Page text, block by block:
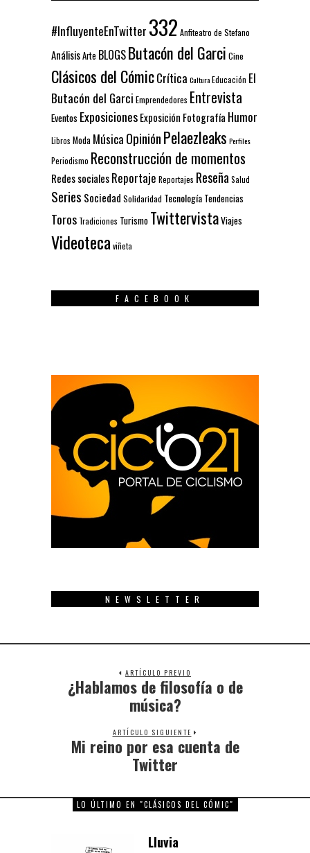
#InfluyenteEnTwitter 332 Anfiteatro de Stefano
AnálisisArte BLOGSButacón del Garci Cine
Clásicos del CómicCrítica CulturaEducación El
Butacón del Garci Emprendedores Entrevista
Eventos ExposicionesExposición Fotografía Humor
Libros Moda Música OpiniónPelaezleaks Perfiles
Periodismo Reconstrucción de momentos
Redes socialesReportaje Reportajes Reseña Salud
Series Sociedad Solidaridad Tecnología Tendencias
Toros Tradiciones Turismo TwittervistaViajes
Videoteca viñeta
FACEBOOK
NEWSLETTER
ARTÍCULO PREVIO
Previous
post:
¿Hablamos de filosofía o de
música?
ARTÍCULO SIGUIENTE
Next
post:
Mi reino por esa cuenta de
Twitter
LO ÚLTIMO EN "CLÁSICOS DEL CÓMIC"
Lluvia